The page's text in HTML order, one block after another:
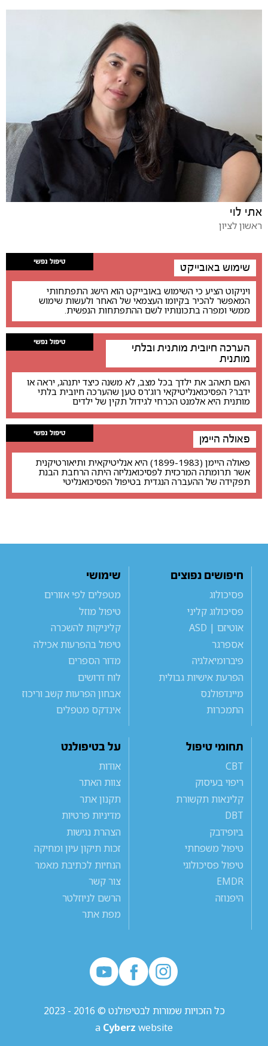
אתי לוי
ראשון לציון
טיפול נפשי שימוש באובייקט
ויניקוט הציע כי השימוש באובייקט הוא הישג התפתחותי
המאפשר להכיר בקיומו העצמאי של האחר ולעשות שימוש
ממשי ומפרה בתכונותיו לשם ההתפתחות הנפשית.
טיפול נפשי
הערכה חיובית מותנית ובלתי
מותנית
האם תאהב את ילדך בכל מצב, לא משנה כיצד יתנהג, יראה או
ידבר? הפסיכואנליטיקאי רוג'רס טען שהערכה חיובית בלתי
מותנית היא אלמנט הכרחי לגידול תקין של ילדים
טיפול נפשי פאולה היימן
פאולה היימן (1899-1983) היא אנליטיקאית ותיאורטיקנית
אשר תרומתה המרכזית לפסיכואנליזה היתה הרחבת הבנת
תפקידה של ההעברה הנגדית בטיפול הפסיכואנליטי
חיפושים נפוצים
פסיכולוג
פסיכולוג קליני
אוטיזם | ASD
אספרגר
פיברומיאלגיה
הפרעת אישיות גבולית
מיינדפולנס
התמכרות
שימושי
מטפלים לפי אזורים
טיפול מוזל
קליניקות להשכרה
טיפול בהפרעות אכילה
מדור הספרים
לוח דרושים
אבחון הפרעות קשב וריכוז
אינדקס מטפלים
תחומי טיפול
CBT
ריפוי בעיסוק
קלינאות תקשורת
DBT
ביופידבק
טיפול משפחתי
טיפול פסיכולוגי
EMDR
היפנוזה
על בטיפולנט
אודות
צוות האתר
תקנון אתר
מדיניות פרטיות
הצהרת נגישות
זכות תיקון עיון ומחיקה
הנחיות לכתיבת מאמר
צור קשר
הרשם לניוזלטר
מפת אתר
כל הזכויות שמורות לבטיפולנט © 2016 - 2023
a Cyberz website